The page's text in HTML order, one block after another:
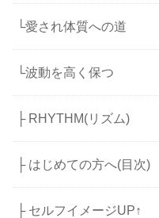
└愛され体質への道
└波動を高く保つ
├ RHYTHM(リズム)
├ はじめての方へ(目次)
├ セルフイメージUP↑